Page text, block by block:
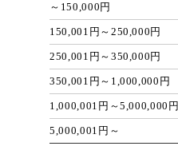
～150,000円
150,001円～250,000円
250,001円～350,000円
350,001円～1,000,000円
1,000,001円～5,000,000円
5,000,001円～